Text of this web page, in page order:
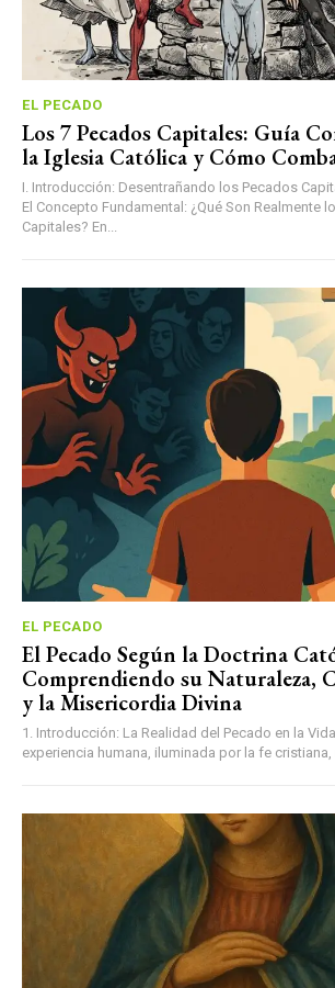
EL PECADO
Los 7 Pecados Capitales: Guía
la Iglesia Católica y Cómo
I. Introducción: Desentrañando los Pecados
El Concepto Fundamental: ¿Qué Son Realmente
Capitales? En...
EL PECADO
El Pecado Según la Doctrina
Comprendiendo su Naturaleza,
y la Misericordia Divina
1. Introducción: La Realidad del Pecado en la Vida
experiencia humana, iluminada por la fe cristiana,